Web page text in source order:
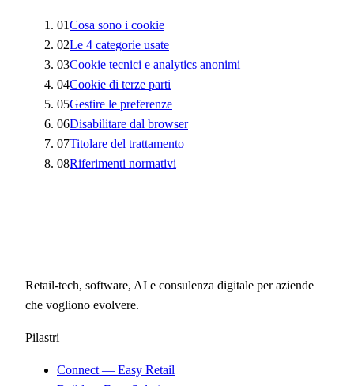
01Cosa sono i cookie
02Le 4 categorie usate
03Cookie tecnici e analytics anonimi
04Cookie di terze parti
05Gestire le preferenze
06Disabilitare dal browser
07Titolare del trattamento
08Riferimenti normativi
Retail-tech, software, AI e consulenza digitale per aziende
che vogliono evolvere.
Pilastri
Connect — Easy Retail